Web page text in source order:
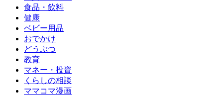
食品・飲料
健康
ベビー用品
おでかけ
どうぶつ
教育
マネー・投資
くらしの相談
ママコマ漫画